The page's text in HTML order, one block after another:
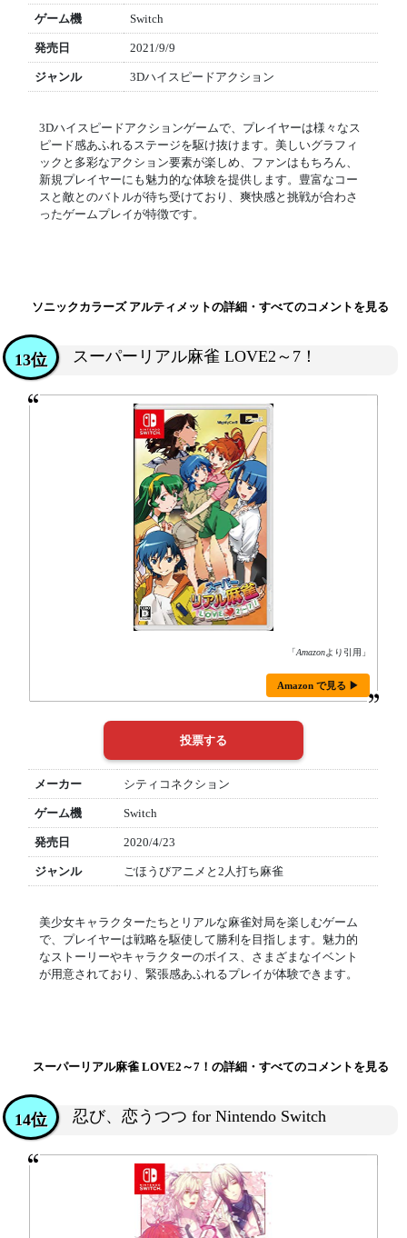
ゲーム機 Switch
発売日 2021/9/9
ジャンル 3Dハイスピードアクション
3Dハイスピードアクションゲームで、プレイヤーは様々なス
ピード感あふれるステージを駆け抜けます。美しいグラフィ
ックと多彩なアクション要素が楽しめ、ファンはもちろん、
新規プレイヤーにも魅力的な体験を提供します。豊富なコー
スと敵とのバトルが待ち受けており、爽快感と挑戦が合わさ
ったゲームプレイが特徴です。
ソニックカラーズ アルティメットの詳細・すべてのコメントを見る
スーパーリアル麻雀 LOVE2～7！
13位
「Amazonより引用」
Amazon で見る ▶
メーカー シティコネクション
ゲーム機 Switch
発売日 2020/4/23
ジャンル ごほうびアニメと2人打ち麻雀
美少女キャラクターたちとリアルな麻雀対局を楽しむゲーム
で、プレイヤーは戦略を駆使して勝利を目指します。魅力的
なストーリーやキャラクターのボイス、さまざまなイベント
が用意されており、緊張感あふれるプレイが体験できます。
スーパーリアル麻雀 LOVE2～7！の詳細・すべてのコメントを見る
忍び、恋うつつ for Nintendo Switch
14位